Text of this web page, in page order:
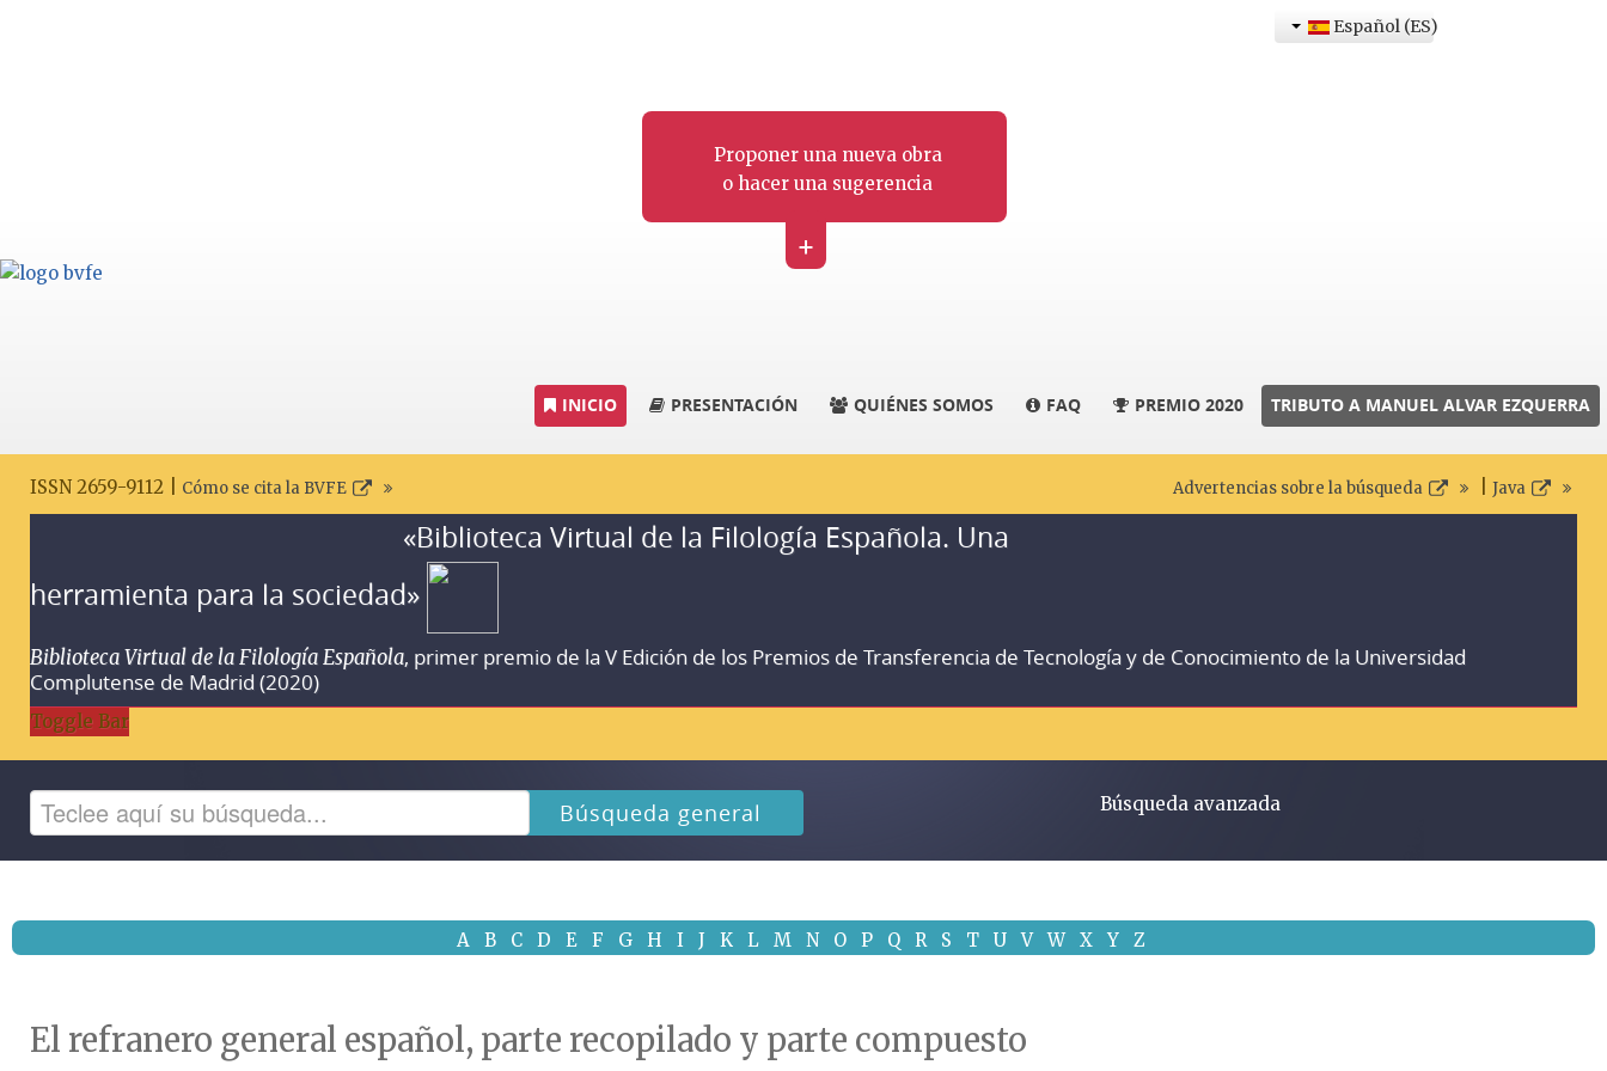
Proponer una nueva obra
o hacer una sugerencia
+
Español (ES)
INICIO PRESENTACIÓN QUIÉNES SOMOS FAQ PREMIO 2020 TRIBUTO A MANUEL ALVAR EZQUERRA
ISSN 2659-9112 | Cómo se cita la BVFE Advertencias sobre la búsqueda Java
«Biblioteca Virtual de la Filología Española. Una
herramienta para la sociedad»
Biblioteca Virtual de la Filología Española, primer premio de la V Edición de los Premios de Transferencia de Tecnología y de Conocimiento de la Universidad
Complutense de Madrid (2020)
Toggle Bar
Búsqueda general Búsqueda avanzada
A B C D E F G H I J K L M N O P Q R S T U V W X Y Z
El refranero general español, parte recopilado y parte compuesto